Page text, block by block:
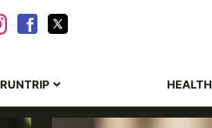
RUNTRIP HEALTH